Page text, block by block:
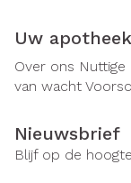
Uw apotheek
Over ons Nuttige
van wacht
Nieuwsbrief
Blijf op de